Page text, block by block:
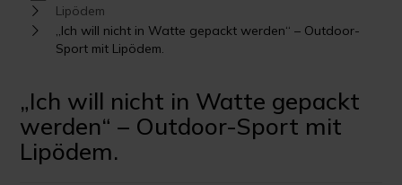
Lipödem
„Ich will nicht in Watte gepackt werden“ – Outdoor-
Sport mit Lipödem.
„Ich will nicht in Watte gepackt
werden“ – Outdoor-Sport mit
Lipödem.